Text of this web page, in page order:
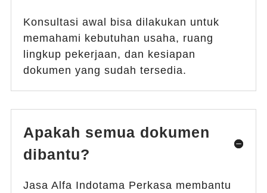
Konsultasi awal bisa dilakukan untuk
memahami kebutuhan usaha, ruang
lingkup pekerjaan, dan kesiapan
dokumen yang sudah tersedia.
Apakah semua dokumen
dibantu?
Jasa Alfa Indotama Perkasa membantu